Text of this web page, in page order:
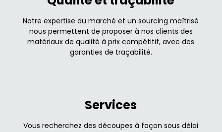
Notre expertise du marché et un sourcing maîtrisé
nous permettent de proposer à nos clients des
matériaux de qualité à prix compétitif, avec des
garanties de traçabilité.
Services
Vous recherchez des découpes à façon sous délai